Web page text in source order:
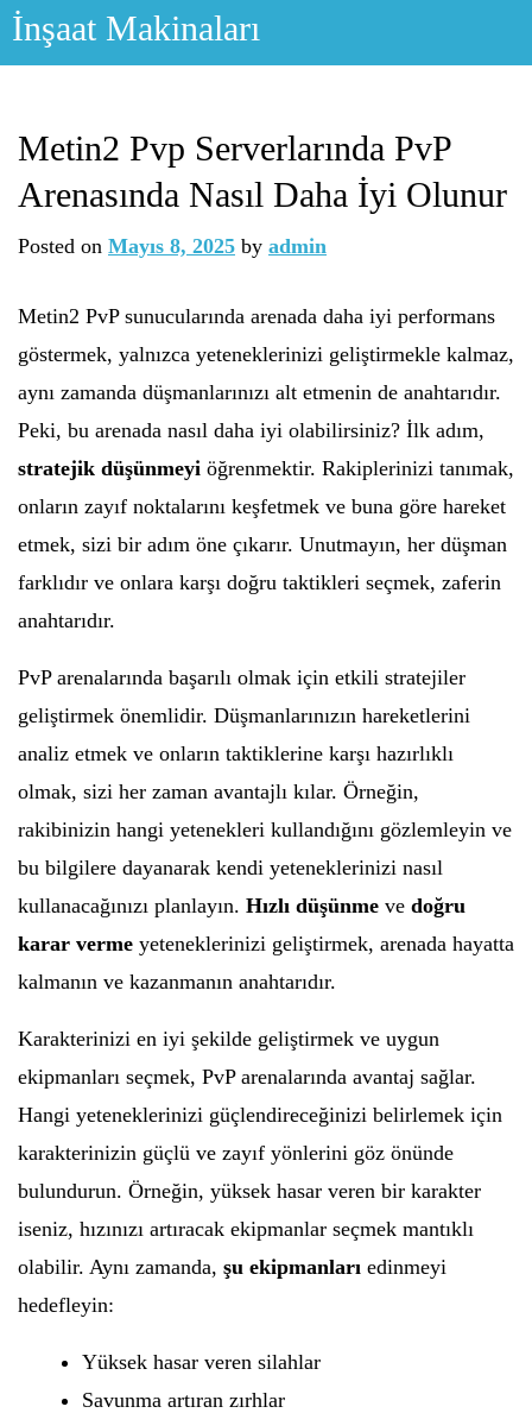
Skip
İnşaat Makinaları
Metin2 Pvp Serverlarında PvP
Arenasında Nasıl Daha İyi Olunur
Posted on Mayıs 8, 2025 by admin
Metin2 PvP sunucularında arenada daha iyi performans
göstermek, yalnızca yeteneklerinizi geliştirmekle kalmaz,
aynı zamanda düşmanlarınızı alt etmenin de anahtarıdır.
Peki, bu arenada nasıl daha iyi olabilirsiniz? İlk adım,
stratejik düşünmeyi öğrenmektir. Rakiplerinizi tanımak,
onların zayıf noktalarını keşfetmek ve buna göre hareket
etmek, sizi bir adım öne çıkarır. Unutmayın, her düşman
farklıdır ve onlara karşı doğru taktikleri seçmek, zaferin
anahtarıdır.
PvP arenalarında başarılı olmak için etkili stratejiler
geliştirmek önemlidir. Düşmanlarınızın hareketlerini
analiz etmek ve onların taktiklerine karşı hazırlıklı
olmak, sizi her zaman avantajlı kılar. Örneğin,
rakibinizin hangi yetenekleri kullandığını gözlemleyin ve
bu bilgilere dayanarak kendi yeteneklerinizi nasıl
kullanacağınızı planlayın. Hızlı düşünme ve doğru
karar verme yeteneklerinizi geliştirmek, arenada hayatta
kalmanın ve kazanmanın anahtarıdır.
Karakterinizi en iyi şekilde geliştirmek ve uygun
ekipmanları seçmek, PvP arenalarında avantaj sağlar.
Hangi yeteneklerinizi güçlendireceğinizi belirlemek için
karakterinizin güçlü ve zayıf yönlerini göz önünde
bulundurun. Örneğin, yüksek hasar veren bir karakter
iseniz, hızınızı artıracak ekipmanlar seçmek mantıklı
olabilir. Aynı zamanda, şu ekipmanları edinmeyi
hedefleyin:
Yüksek hasar veren silahlar
Savunma artıran zırhlar